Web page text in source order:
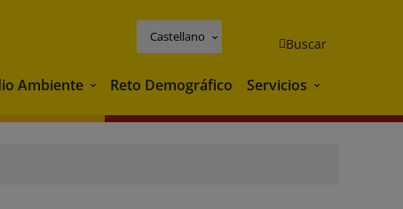
Castellano Buscar
Ambiente Medio Ambiente
Reto Demográfico Servicios Servicios